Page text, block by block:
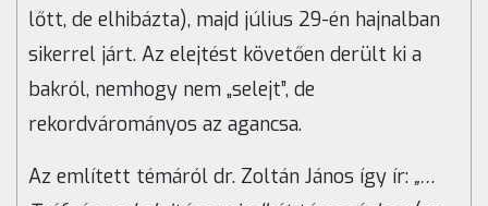
lőtt, de elhibázta), majd július 29-én hajnalban
sikerrel járt. Az elejtést követően derült ki a
bakról, nemhogy nem „selejt”, de
rekordvárományos az agancsa.
Az említett témáról dr. Zoltán János így ír: „…